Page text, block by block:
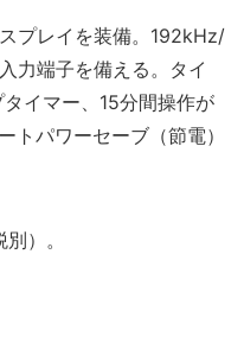
プレイを装備。192kHz/
力端子を備える。タイ
イマー、15分間操作が
トパワーセーブ（節電）
）。